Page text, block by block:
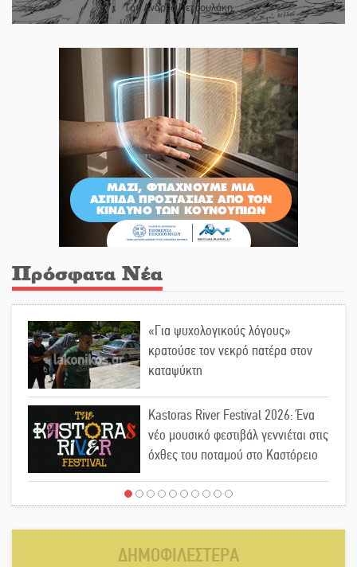
Του Ανδρέα Πετρουλάκη
Πρόσφατα Νέα
«Για ψυχολογικούς λόγους»
κρατούσε τον νεκρό πατέρα στον
καταψύκτη
Kastoras River Festival 2026: Ένα
νέο μουσικό φεστιβάλ γεννιέται στις
όχθες του ποταμού στο Καστόρειο
Τα ζάρια παίρνουν «φωτιά» στην
ΔΗΜΟΦΙΛΕΣΤΕΡΑ